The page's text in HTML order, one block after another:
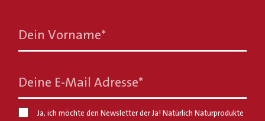
Dein Vorname*
Deine E-Mail Adresse*
Ja, ich möchte den Newsletter der Ja! Natürlich Naturprodukte